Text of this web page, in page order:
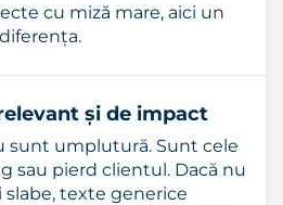
cu miză mare, aici un
și de impact
sunt umplutură. Sunt cele
sau pierd clientul. Dacă nu
slabe, texte generice